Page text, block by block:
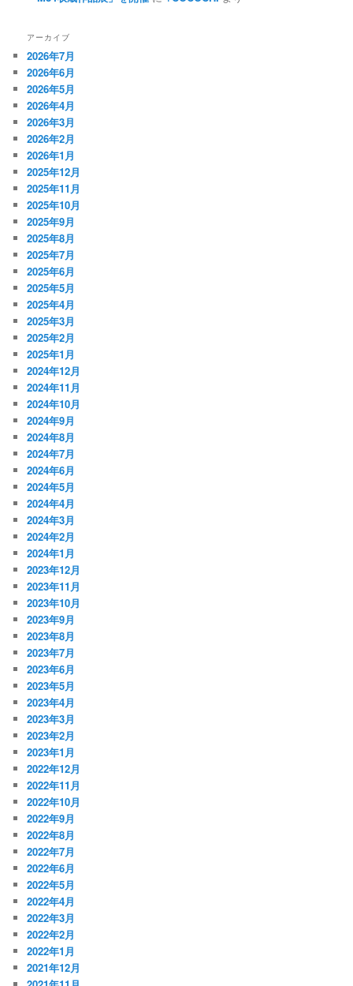
アーカイブ
2026年7月
2026年6月
2026年5月
2026年4月
2026年3月
2026年2月
2026年1月
2025年12月
2025年11月
2025年10月
2025年9月
2025年8月
2025年7月
2025年6月
2025年5月
2025年4月
2025年3月
2025年2月
2025年1月
2024年12月
2024年11月
2024年10月
2024年9月
2024年8月
2024年7月
2024年6月
2024年5月
2024年4月
2024年3月
2024年2月
2024年1月
2023年12月
2023年11月
2023年10月
2023年9月
2023年8月
2023年7月
2023年6月
2023年5月
2023年4月
2023年3月
2023年2月
2023年1月
2022年12月
2022年11月
2022年10月
2022年9月
2022年8月
2022年7月
2022年6月
2022年5月
2022年4月
2022年3月
2022年2月
2022年1月
2021年12月